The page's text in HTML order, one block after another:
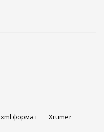
xml формат Xrumer